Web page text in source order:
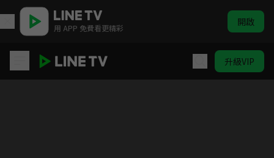
用 APP 免費看更精彩 開啟
升級VIP